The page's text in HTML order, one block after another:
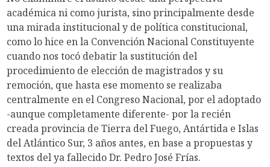
académica ni como jurista, sino principalmente desde
una mirada institucional y de política constitucional,
como lo hice en la Convención Nacional Constituyente
cuando nos tocó debatir la sustitución del
procedimiento de elección de magistrados y su
remoción, que hasta ese momento se realizaba
centralmente en el Congreso Nacional, por el adoptado
-aunque completamente diferente- por la recién
creada provincia de Tierra del Fuego, Antártida e Islas
del Atlántico Sur, 3 años antes, en base a propuestas y
textos del ya fallecido Dr. Pedro José Frías.